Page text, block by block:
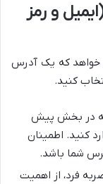
(ایمیل و رمز
خواهد که یک آدرس
کنید.
که در بخش پیش
کنید. اطمینان
شما باشد.
فرد، از اهمیت